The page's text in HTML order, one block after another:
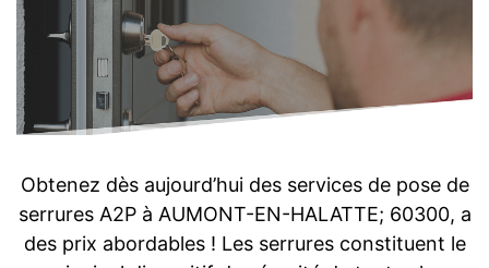
Obtenez dès aujourd’hui des services de pose de
serrures A2P à AUMONT-EN-HALATTE; 60300, a
des prix abordables ! Les serrures constituent le